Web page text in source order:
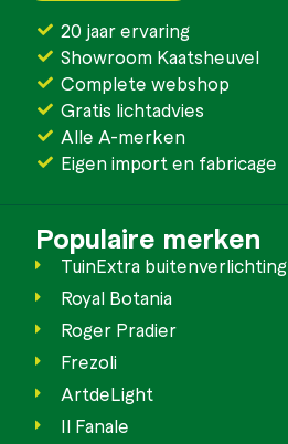
20 jaar ervaring
Showroom Kaatsheuvel
Complete webshop
Gratis lichtadvies
Alle A-merken
Eigen import en fabricage
Populaire merken
TuinExtra buitenverlichting
Royal Botania
Roger Pradier
Frezoli
ArtdeLight
Il Fanale